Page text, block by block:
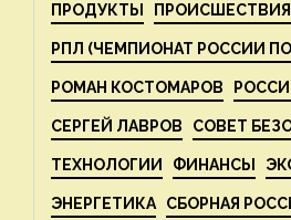
ПРОДУКТЫ ПРОИСШЕСТВИЯ
РПЛ (ЧЕМПИОНАТ РОССИИ
РОМАН КОСТОМАРОВ
СЕРГЕЙ ЛАВРОВ СОВЕТ
ТЕХНОЛОГИИ ФИНАНСЫ
ЭНЕРГЕТИКА СБОРНАЯ